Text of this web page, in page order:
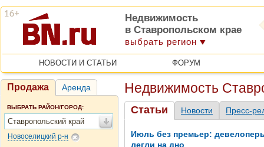
Недвижимость
в Ставропольском крае
выбрать регион
НОВОСТИ И СТАТЬИ ФОРУМ
Продажа Аренда
ВЫБРАТЬ РАЙОН/ГОРОД:
Ставропольский край
Новоселицкий р-н
Недвижимость
Статьи Новости Пресс-
Июль без премьер:
легли на дно